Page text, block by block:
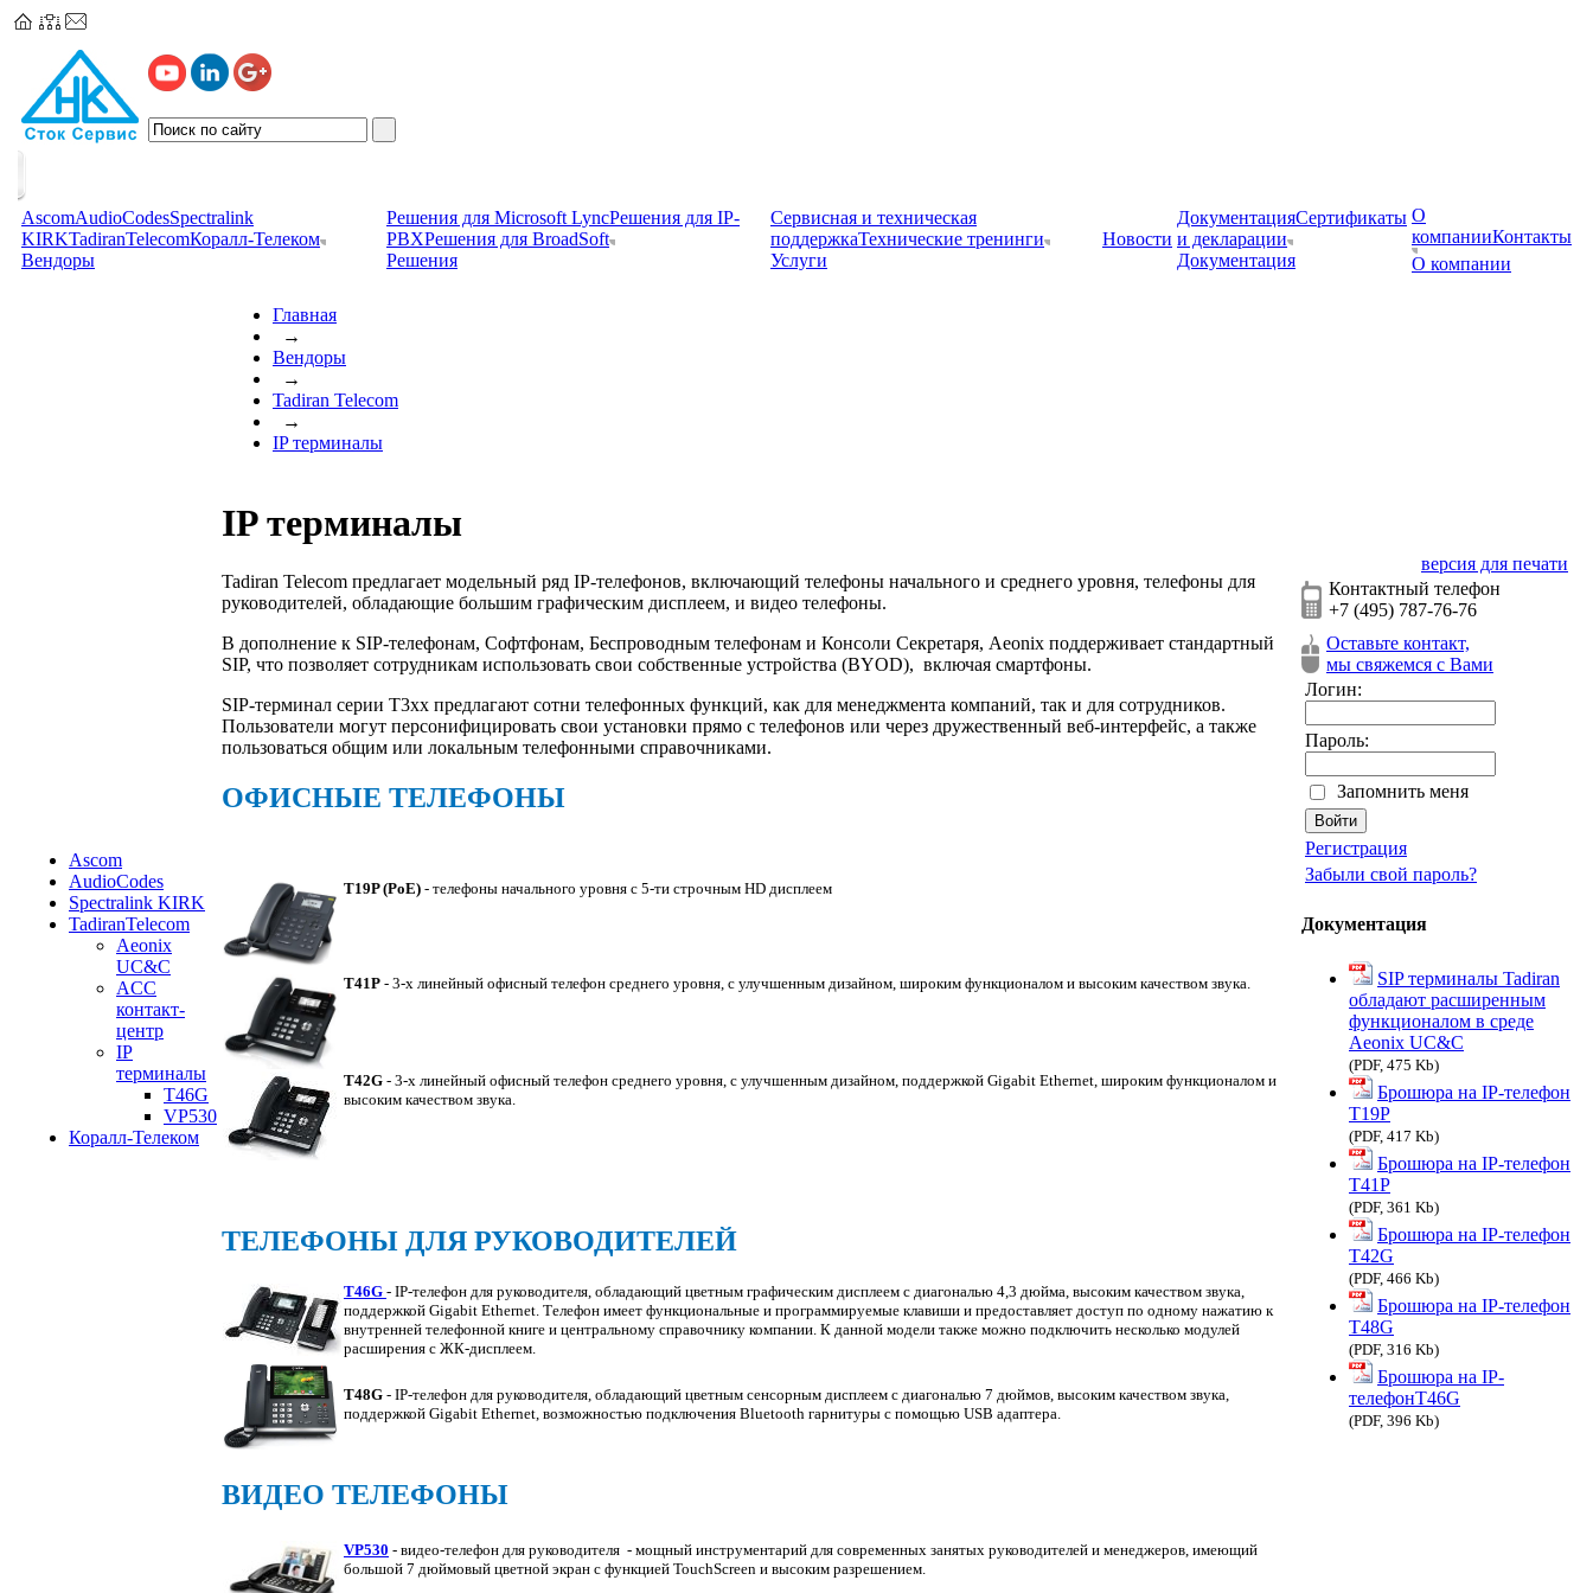
AscomAudioCodesSpectralink
KIRKTadiranTelecomКоралл-Телеком
Вендоры
Решения для Microsoft LyncРешения для IP-
PBXРешения для BroadSoft
Решения
Сервисная и техническая
поддержкаТехнические тренинги
Услуги
Новости
ДокументацияСертификаты
и декларации
Документация
О
компанииКонтакты
О компании
Ascom
AudioCodes
Spectralink KIRK
TadiranTelecom
Aeonix
UC&C
ACC
контакт-
центр
IP
терминалы
T46G
VP530
Коралл-Телеком
Главная
→
Вендоры
→
Tadiran Telecom
→
IP терминалы
IP терминалы
Tadiran Telecom предлагает модельный ряд IP-телефонов, включающий телефоны начального и среднего уровня, телефоны для
руководителей, обладающие большим графическим дисплеем, и видео телефоны.
В дополнение к SIP-телефонам, Софтфонам, Беспроводным телефонам и Консоли Секретаря, Aeonix поддерживает стандартный
SIP, что позволяет сотрудникам использовать свои собственные устройства (BYOD), включая смартфоны.
SIP-терминал серии Т3хх предлагают сотни телефонных функций, как для менеджмента компаний, так и для сотрудников.
Пользователи могут персонифицировать свои установки прямо с телефонов или через дружественный веб-интерфейс, а также
пользоваться общим или локальным телефонными справочниками.
ОФИСНЫЕ ТЕЛЕФОНЫ
T19P (PoE) - телефоны начального уровня с 5-ти строчным HD дисплеем
T41P - 3-х линейный офисный телефон среднего уровня, с улучшенным дизайном, широким функционалом и высоким качеством звука.
T42G - 3-х линейный офисный телефон среднего уровня, с улучшенным дизайном, поддержкой Gigabit Ethernet, широким функционалом и
высоким качеством звука.
ТЕЛЕФОНЫ ДЛЯ РУКОВОДИТЕЛЕЙ
T46G - IP-телефон для руководителя, обладающий цветным графическим дисплеем с диагональю 4,3 дюйма, высоким качеством звука,
поддержкой Gigabit Ethernet. Телефон имеет функциональные и программируемые клавиши и предоставляет доступ по одному нажатию к
внутренней телефонной книге и центральному справочнику компании. К данной модели также можно подключить несколько модулей
расширения с ЖК-дисплеем.
T48G - IP-телефон для руководителя, обладающий цветным сенсорным дисплеем с диагональю 7 дюймов, высоким качеством звука,
поддержкой Gigabit Ethernet, возможностью подключения Bluetooth гарнитуры c помощью USB адаптера.
ВИДЕО ТЕЛЕФОНЫ
VP530 - видео-телефон для руководителя - мощный инструментарий для современных занятых руководителей и менеджеров, имеющий
большой 7 дюймовый цветной экран с функцией TouchScreen и высоким разрешением.
версия для печати
Контактный телефон
+7 (495) 787-76-76
Оставьте контакт,
мы свяжемся с Вами
Логин:
Пароль:
Запомнить меня
Регистрация
Забыли свой пароль?
Документация
SIP терминалы Tadiran
обладают расширенным
функционалом в среде
Aeonix UC&C
(PDF, 475 Kb)
Брошюра на IP-телефон
T19P
(PDF, 417 Kb)
Брошюра на IP-телефон
T41P
(PDF, 361 Kb)
Брошюра на IP-телефон
T42G
(PDF, 466 Kb)
Брошюра на IP-телефон
T48G
(PDF, 316 Kb)
Брошюра на IP-
телефонT46G
(PDF, 396 Kb)